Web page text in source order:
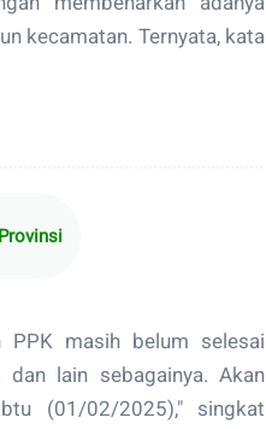
kecamatan. Ternyata, kata
PPK masih belum selesai
dan lain sebagainya. Akan
(01/02/2025)," singkat